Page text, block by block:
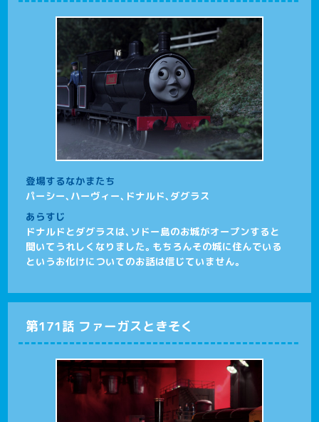
登場するなかまたち
パーシー、ハーヴィー、ドナルド、ダグラス
あらすじ
ドナルドとダグラスは、ソドー島のお城がオープンすると
聞いてうれしくなりました。もちろんその城に住んでいる
というお化けについてのお話は信じていません。
第171話 ファーガスときそく